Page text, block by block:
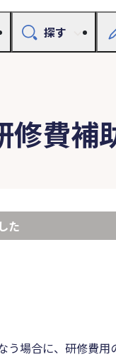
探す
修費補
た
場合に、研修費用